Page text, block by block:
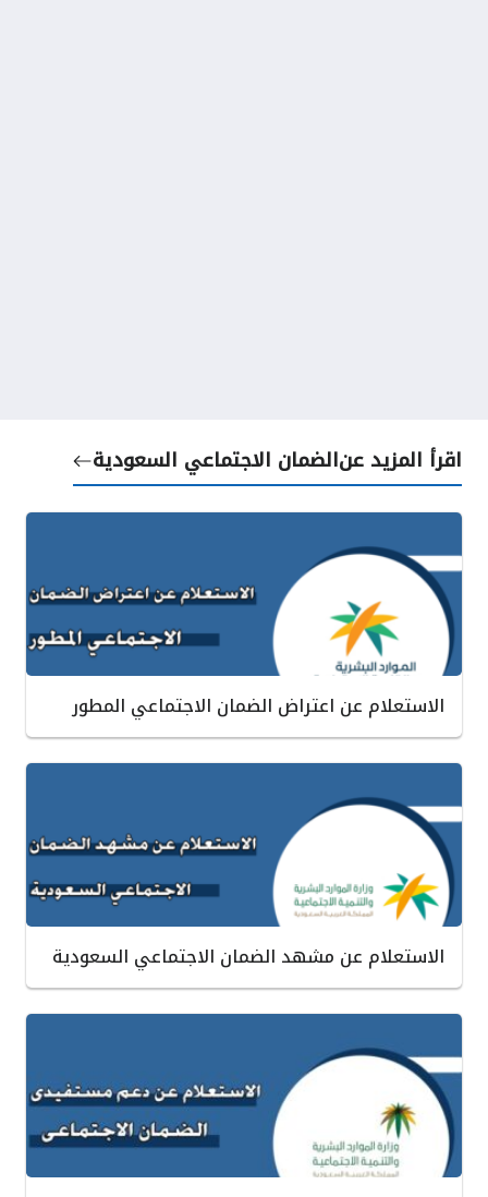
اقرأ المزيد عنالضمان الاجتماعي السعودية
الاستعلام عن اعتراض الضمان الاجتماعي المطور
الاستعلام عن مشهد الضمان الاجتماعي السعودية